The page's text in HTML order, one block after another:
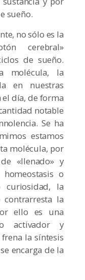
sueño.
no sólo es la
cerebral»
de sueño.
molécula, la
en nuestras
el día, de forma
notable
Se ha
estamos
molécula, por
«llenado» y
o
curiosidad, la
la
ello es una
activador y
la síntesis
encarga de la